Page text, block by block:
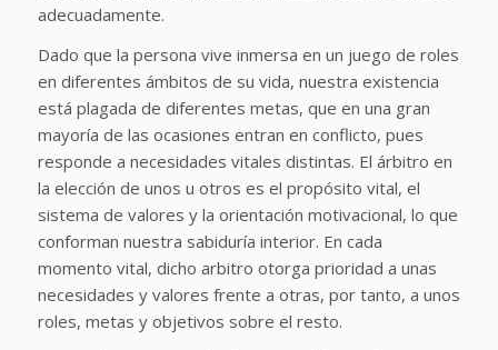
adecuadamente.
Dado que la persona vive inmersa en un juego de roles
en diferentes ámbitos de su vida, nuestra existencia
está plagada de diferentes metas, que en una gran
mayoría de las ocasiones entran en conflicto, pues
responde a necesidades vitales distintas. El árbitro en
la elección de unos u otros es el propósito vital, el
sistema de valores y la orientación motivacional, lo que
conforman nuestra sabiduría interior. En cada
momento vital, dicho arbitro otorga prioridad a unas
necesidades y valores frente a otras, por tanto, a unos
roles, metas y objetivos sobre el resto.